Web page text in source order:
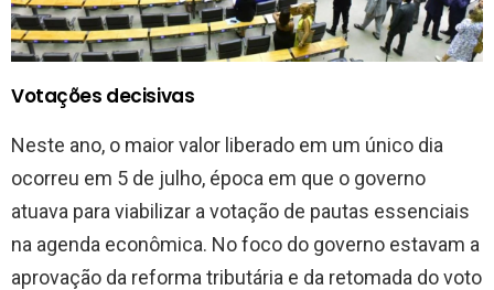
Votações decisivas
Neste ano, o maior valor liberado em um único dia
ocorreu em 5 de julho, época em que o governo
atuava para viabilizar a votação de pautas essenciais
na agenda econômica. No foco do governo estavam a
aprovação da reforma tributária e da retomada do voto